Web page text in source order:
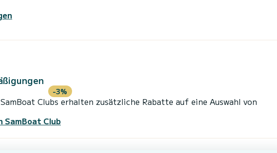
-3%
Clubs erhalten zusätzliche Rabatte auf eine Auswahl von
SamBoat Club